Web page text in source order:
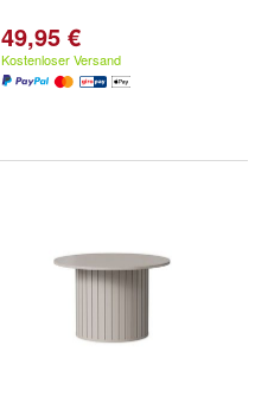
49,95 €
Kostenloser Versand